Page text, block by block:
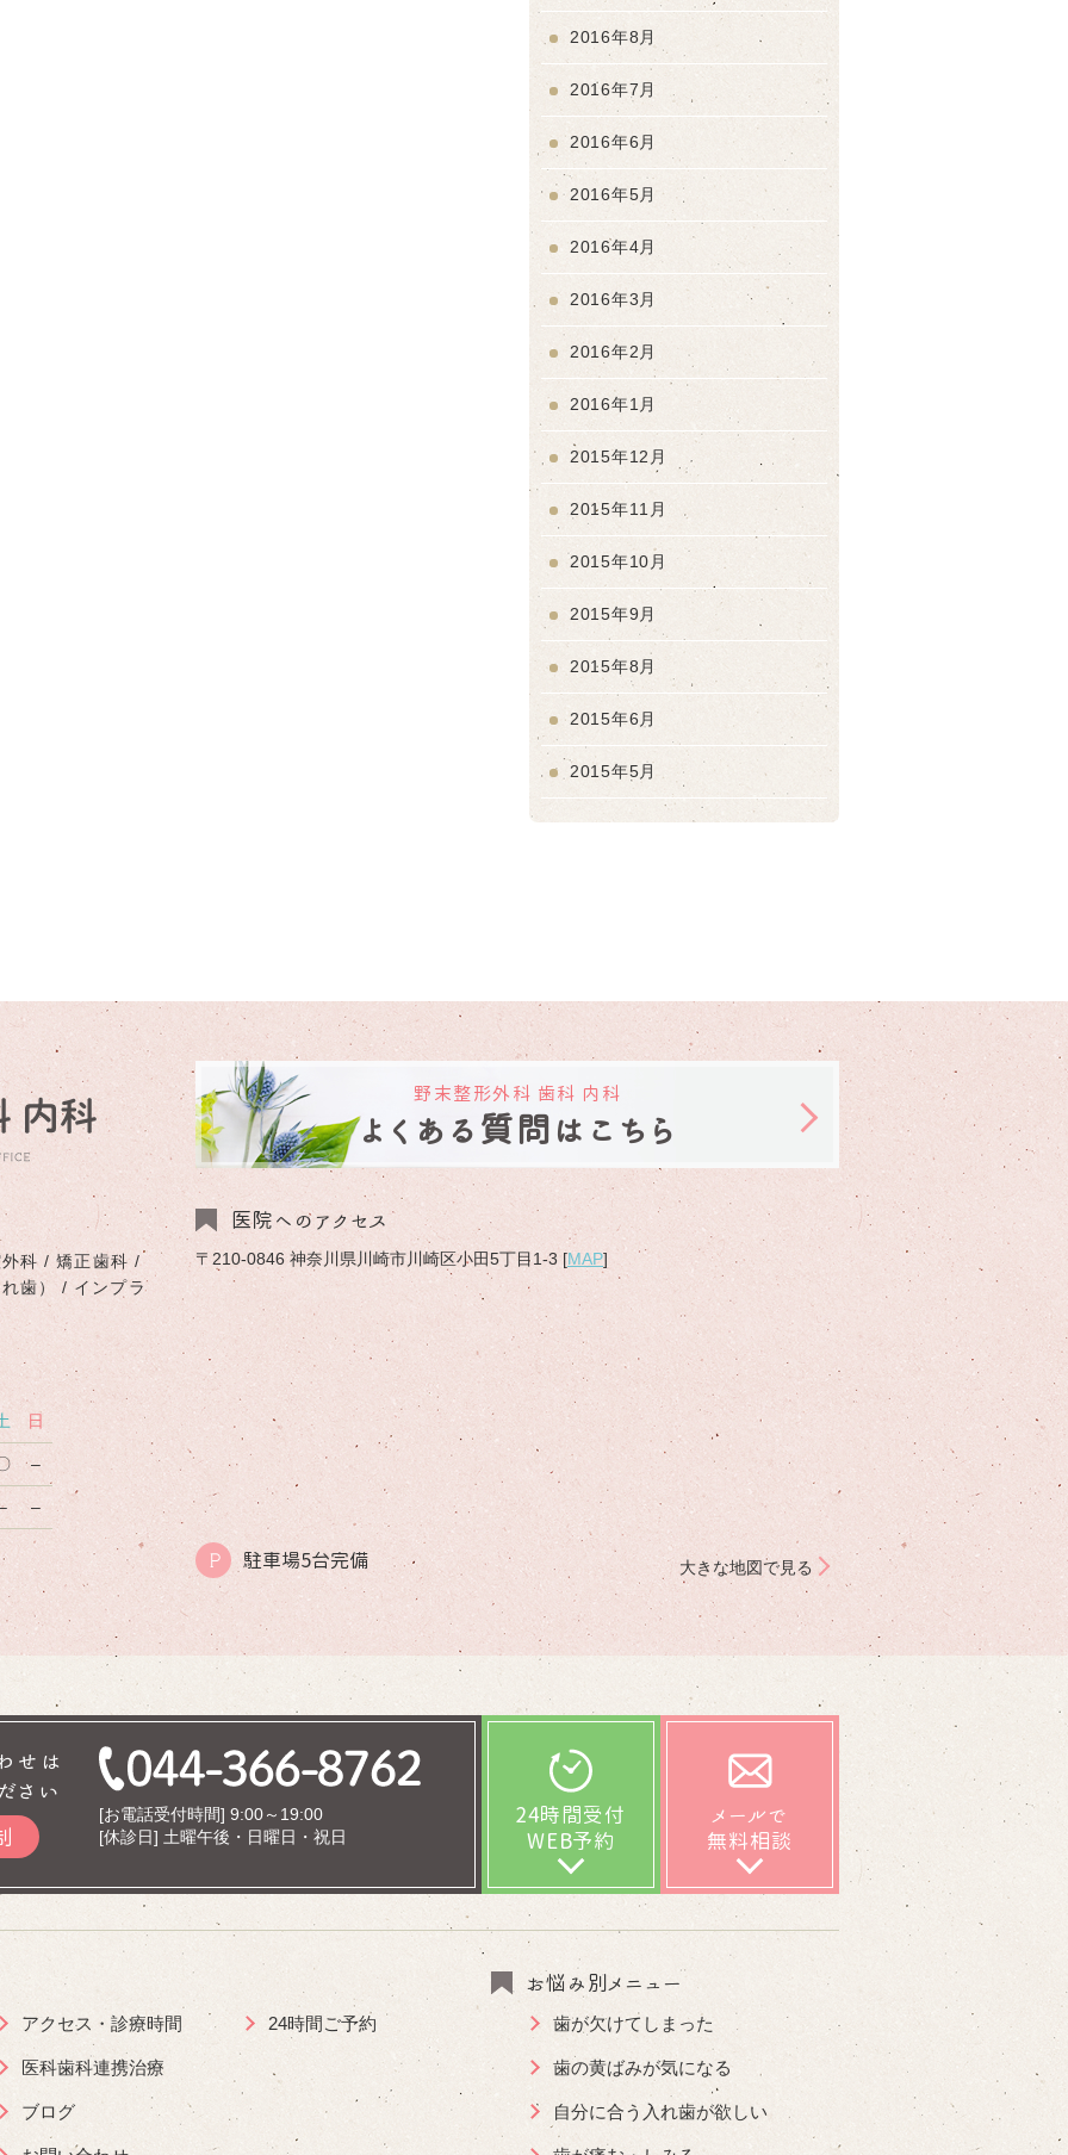
2016年8月
2016年7月
2016年6月
2016年5月
2016年4月
2016年3月
2016年2月
2016年1月
2015年12月
2015年11月
2015年10月
2015年9月
2015年8月
2015年6月
2015年5月
野末整形外科 歯科 内科
よくある質問はこちら
科 / 矯正歯科 /
歯） / インプラ
日
–
–
医院へのアクセス
〒210-0846 神奈川県川崎市川崎区小田5丁目1-3 [MAP]
P 駐車場5台完備 大きな地図で見る
せは
さい
[お電話受付時間] 9:00～19:00
[休診日] 土曜午後・日曜日・祝日
24時間受付
WEB予約
メールで
無料相談
アクセス・診療時間
医科歯科連携治療
ブログ
24時間ご予約
お悩み別メニュー
歯が欠けてしまった
歯の黄ばみが気になる
自分に合う入れ歯が欲しい